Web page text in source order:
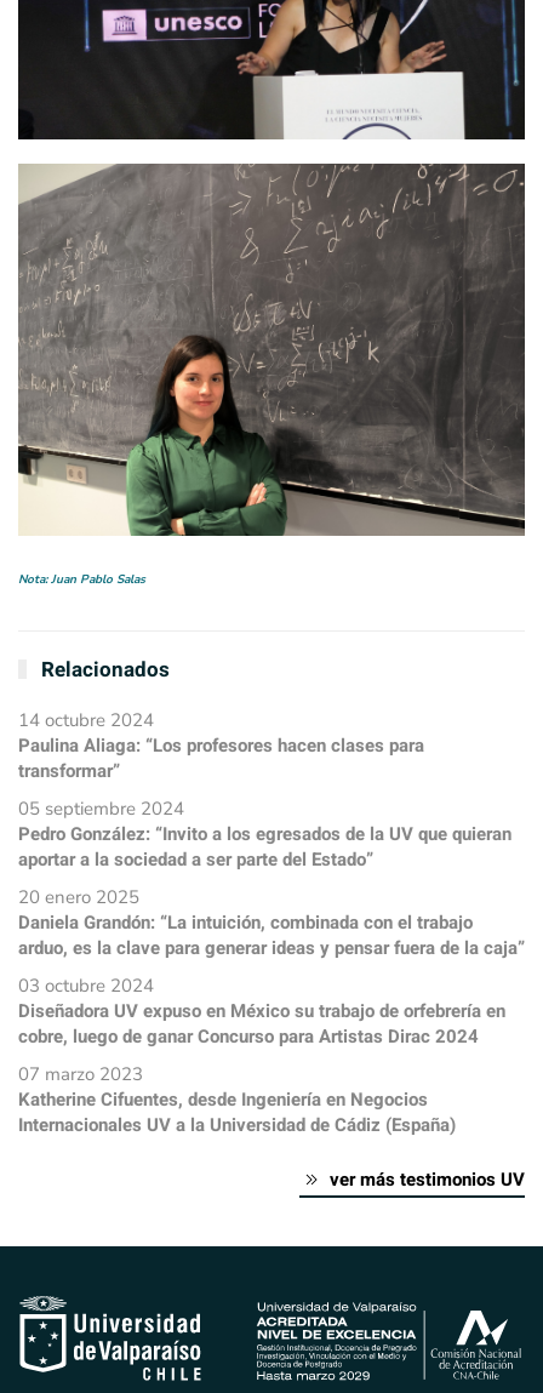
Nota: Juan Pablo Salas
Relacionados
14 octubre 2024
Paulina Aliaga: “Los profesores hacen clases para
transformar”
05 septiembre 2024
Pedro González: “Invito a los egresados de la UV que quieran
aportar a la sociedad a ser parte del Estado”
20 enero 2025
Daniela Grandón: “La intuición, combinada con el trabajo
arduo, es la clave para generar ideas y pensar fuera de la caja”
03 octubre 2024
Diseñadora UV expuso en México su trabajo de orfebrería en
cobre, luego de ganar Concurso para Artistas Dirac 2024
07 marzo 2023
Katherine Cifuentes, desde Ingeniería en Negocios
Internacionales UV a la Universidad de Cádiz (España)
ver más testimonios UV